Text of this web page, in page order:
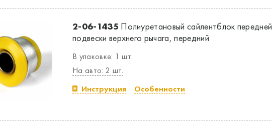
2-06-1435 Полиуретановый сайлентблок передней
подвески верхнего рычага, передний
В упаковке: 1 шт.
На авто: 2 шт.
Инструкция
Особенности